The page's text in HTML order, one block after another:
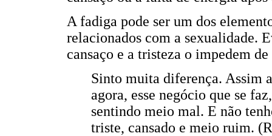
A fadiga pode ser um dos
relacionados com a sexualidade.
cansaço e a tristeza o impedem
Sinto muita diferença. Assim
agora, esse negócio que se
sentindo meio mal. E não
triste, cansado e meio ruim.